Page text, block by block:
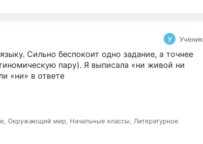
У Ученик
Сильно беспокоит одно задание, а точнее
пару). Я выписала «ни живой ни
«ни» в ответе
Окружающий мир, Начальные классы, Литературное